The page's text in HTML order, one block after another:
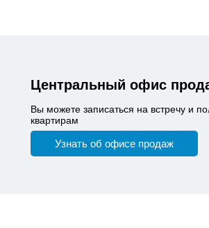
Центральный офис
Вы можете записаться на встречу и
квартирам
Узнать об офисе продаж